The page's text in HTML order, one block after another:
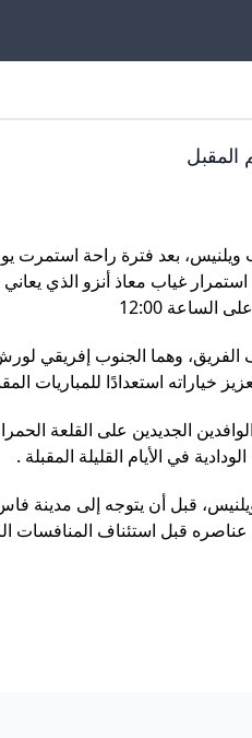
الثلاثاء 27 غشت 2025 تدريباته في مركب ويلنيس، بعد
استمرار غياب معاذ أنزو الذي
وهما الجنوب إفريقي
استعدادًا للمباريات
الجديدين على القلعة
في الأيام القليلة المقبلة .
ويلنيس، قبل أن يتوجه إلى